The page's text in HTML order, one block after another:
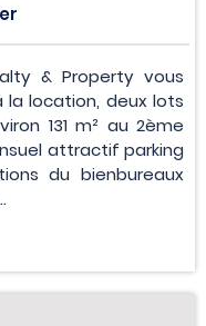
& Property vous
la location, deux lots
131 m² au 2ème
attractif parking
du bienbureaux